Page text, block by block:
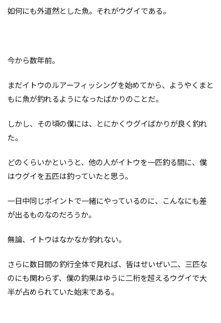
如何にも外道然とした魚。それがウグイである。
今から数年前。
まだイトウのルアーフィッシングを始めてから、ようやくまと
もに魚が釣れるようになったばかりのことだ。
しかし、その頃の僕には、とにかくウグイばかりが良く釣れ
た。
どのくらいかというと、他の人がイトウを一匹釣る間に、僕
はウグイを五匹は釣っていたと思う。
一日中同じポイントで一緒にやっているのに、こんなにも差
が出るものなのだろうか。
無論、イトウはなかなか釣れない。
さらに数日間の釣行全体で見れば、皆はせいぜい二、三匹な
のにも関わらず、僕の釣果はゆうに二桁を超えるウグイで大
半が占められていた始末である。